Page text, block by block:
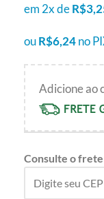
em 2x deR$
ouR$6,24no
Adicione ao
Consulte o